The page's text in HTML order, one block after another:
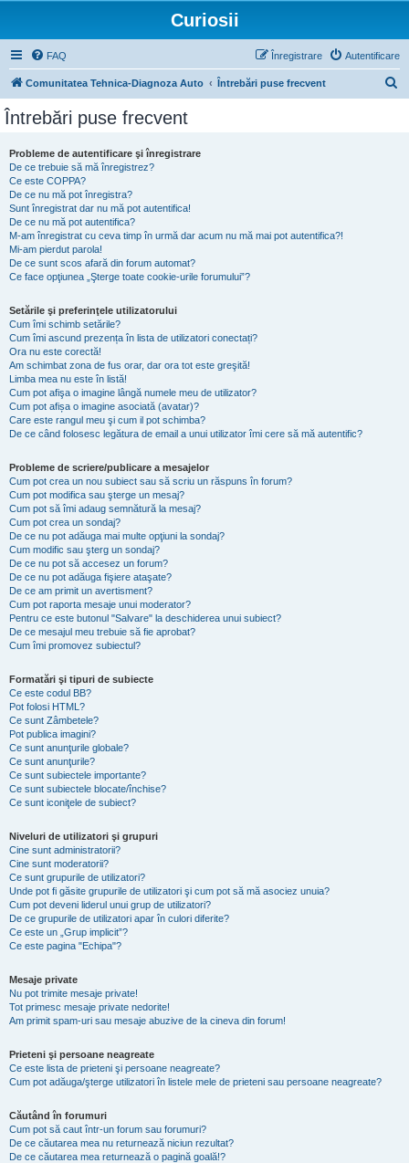
Curiosii
FAQ Autentificare
Înregistrare
Comunitatea Tehnica-Diagnoza Auto Întrebări puse frecvent
Întrebări puse frecvent
Probleme de autentificare şi înregistrare
De ce trebuie să mă înregistrez?
Ce este COPPA?
De ce nu mă pot înregistra?
Sunt înregistrat dar nu mă pot autentifica!
De ce nu mă pot autentifica?
M-am înregistrat cu ceva timp în urmă dar acum nu mă mai pot autentifica?!
Mi-am pierdut parola!
De ce sunt scos afară din forum automat?
Ce face opţiunea „Şterge toate cookie-urile forumului”?
Setările şi preferinţele utilizatorului
Cum îmi schimb setările?
Cum îmi ascund prezența în lista de utilizatori conectați?
Ora nu este corectă!
Am schimbat zona de fus orar, dar ora tot este greşită!
Limba mea nu este în listă!
Cum pot afişa o imagine lângă numele meu de utilizator?
Cum pot afișa o imagine asociată (avatar)?
Care este rangul meu şi cum il pot schimba?
De ce când folosesc legătura de email a unui utilizator îmi cere să mă autentific?
Probleme de scriere/publicare a mesajelor
Cum pot crea un nou subiect sau să scriu un răspuns în forum?
Cum pot modifica sau şterge un mesaj?
Cum pot să îmi adaug semnătură la mesaj?
Cum pot crea un sondaj?
De ce nu pot adăuga mai multe opţiuni la sondaj?
Cum modific sau şterg un sondaj?
De ce nu pot să accesez un forum?
De ce nu pot adăuga fişiere ataşate?
De ce am primit un avertisment?
Cum pot raporta mesaje unui moderator?
Pentru ce este butonul "Salvare" la deschiderea unui subiect?
De ce mesajul meu trebuie să fie aprobat?
Cum îmi promovez subiectul?
Formatări şi tipuri de subiecte
Ce este codul BB?
Pot folosi HTML?
Ce sunt Zâmbetele?
Pot publica imagini?
Ce sunt anunţurile globale?
Ce sunt anunţurile?
Ce sunt subiectele importante?
Ce sunt subiectele blocate/închise?
Ce sunt iconiţele de subiect?
Niveluri de utilizatori şi grupuri
Cine sunt administratorii?
Cine sunt moderatorii?
Ce sunt grupurile de utilizatori?
Unde pot fi găsite grupurile de utilizatori şi cum pot să mă asociez unuia?
Cum pot deveni liderul unui grup de utilizatori?
De ce grupurile de utilizatori apar în culori diferite?
Ce este un „Grup implicit”?
Ce este pagina "Echipa"?
Mesaje private
Nu pot trimite mesaje private!
Tot primesc mesaje private nedorite!
Am primit spam-uri sau mesaje abuzive de la cineva din forum!
Prieteni şi persoane neagreate
Ce este lista de prieteni şi persoane neagreate?
Cum pot adăuga/şterge utilizatori în listele mele de prieteni sau persoane neagreate?
Căutând în forumuri
Cum pot să caut într-un forum sau forumuri?
De ce căutarea mea nu returnează niciun rezultat?
De ce căutarea mea returnează o pagină goală!?